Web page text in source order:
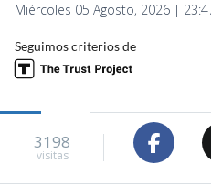
Miércoles 05 Agosto, 2026 |
Seguimos criterios de
3198
visitas